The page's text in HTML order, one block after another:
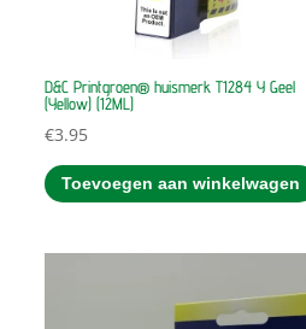
D&C Printgroen® huismerk T1284 Y Geel
(Yellow) (12ML)
€3.95
Toevoegen aan winkelwagen